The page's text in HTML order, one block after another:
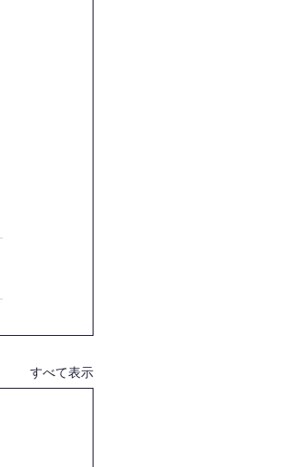
すべて表示